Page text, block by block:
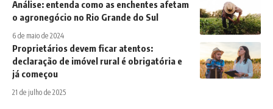
Análise: entenda como as enchentes afetam
o agronegócio no Rio Grande do Sul
6 de maio de 2024
Proprietários devem ficar atentos:
declaração de imóvel rural é obrigatória e
já começou
21 de julho de 2025